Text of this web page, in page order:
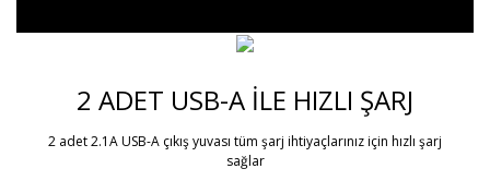
2 ADET USB-A İLE HIZLI ŞARJ
2 adet 2.1A USB-A çıkış yuvası tüm şarj ihtiyaçlarınız için hızlı şarj
sağlar